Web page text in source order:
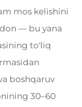
mos kelishini
— bu yana
to'liq
boshqaruv
30–60